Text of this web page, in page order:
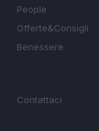
People
Offerte&Consigli
Benessere
Contattaci